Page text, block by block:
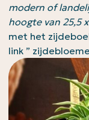
modern of
hoogte van 25,5 x
met het
link ”